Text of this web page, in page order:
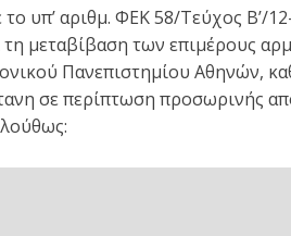
υπ’ αριθμ. ΦΕΚ 58/Τεύχος Β’/
μεταβίβαση των επιμέρους
Πανεπιστημίου Αθηνών,
σε περίπτωση προσωρινής